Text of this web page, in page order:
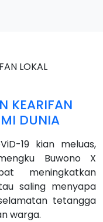
KEARIFAN
DUNIA
19 kian meluas,
Buwono X
meningkatkan
saling menyapa
tetangga
warga.